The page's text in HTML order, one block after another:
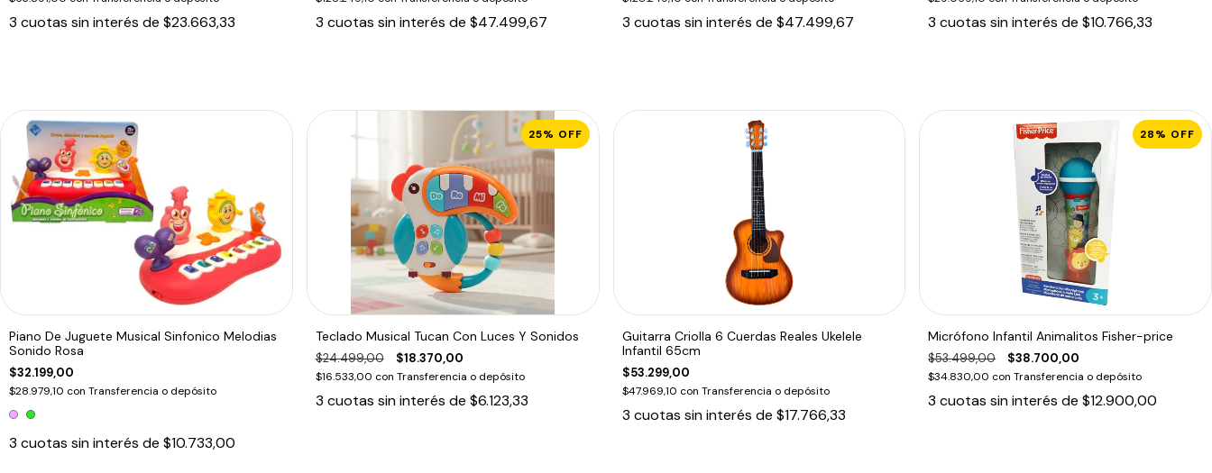
3 cuotas sin interés de $23.663,33 3 cuotas sin interés de $47.499,67 3 cuotas sin interés de $47.499,67 3 cuotas sin interés de$10.766,33
Piano De Juguete Musical Sinfonico Melodias
Sonido Rosa
$32.199,00
$28.979,10 con Transferencia o depósito
3 cuotas sin interés de $10.733,00
25% OFF
Teclado Musical Tucan Con Luces Y Sonidos
$24.499,00 $18.370,00
$16.533,00 con Transferencia o depósito
3 cuotas sin interés de $6.123,33
Guitarra Criolla 6 Cuerdas Reales Ukelele
Infantil 65cm
$53.299,00
$47.969,10 con Transferencia o depósito
3 cuotas sin interés de $17.766,33
28% OFF
Micrófono Infantil Animalitos Fisher-price
$53.499,00 $38.700,00
$34.830,00 con Transferencia o depósito
3 cuotas sin interés de$12.900,00